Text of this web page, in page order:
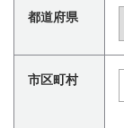
都道府県
市区町村